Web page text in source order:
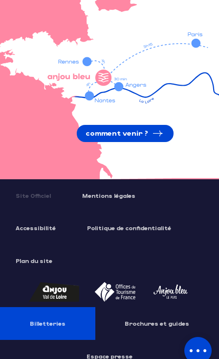
Prestations
par email
comment venir ?
Site Officiel Mentions légales
Accessibilité Politique de confidentialité
Plan du site
Billetteries Brochures et guides
Espace presse